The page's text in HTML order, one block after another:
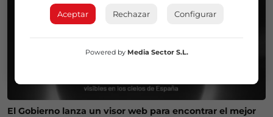
El Gobierno lanza un visor web para encontrar el mejor
Aceptar Rechazar Configurar
Powered by Media Sector S.L.